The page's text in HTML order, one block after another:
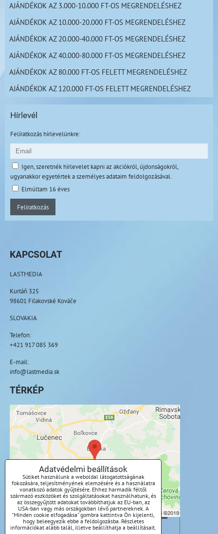
AJÁNDÉKOK AZ 3.000-10.000 FT-OS MEGRENDELÉSHEZ
AJÁNDÉKOK AZ 10.000-20.000 FT-OS MEGRENDELÉSHEZ
AJÁNDÉKOK AZ 20.000-40.000 FT-OS MEGRENDELÉSHEZ
AJÁNDÉKOK AZ 40.000-80.000 FT-OS MEGRENDELÉSHEZ
AJÁNDÉKOK AZ 80.000 FT-OS FELETT MEGRENDELÉSHEZ
AJÁNDÉKOK AZ 120.000 FT-OS FELETT MEGRENDELÉSHEZ
Hírlevél
Felíratkozás hírlevelünkre:
Igen, szeretnék hírlevelet kapni az akciókról, újdonságokról,
ugyanakkor egyetértek a személyes adataim feldolgozásával.
Elmúltam 16 éves
Feliratkozás
KAPCSOLAT
LASTMEDIA
Kurtáň 325
98601 Fiľakovské Kováče
SLOVAKIA
Telefon:
+421 917 085 369
E-mail:
info@lastmedia.sk
TÉRKÉP
A külső tartalom blokkolva van az
adatvédelmi beállítások által
Külső tartalmat szeretne betölteni?
Engedélyezze egyszer
Mindig engedélyezze - egyetért a cookie-
típussal: Funkcionális
Adatvédelmi beállítások
Sütiket használunk a weboldal látogatottságának
fokozására, teljesítményének elemzésére és a használatra
vonatkozó adatok gyűjtésére. Ehhez harmadik féltől
származó eszközöket és szolgáltatásokat használhatunk, és
az összegyűjtött adatokat továbbíthatjuk az EU-ban, az
USA-ban vagy más országokban lévő partnereknek. A
"Minden cookie elfogadása" gombra kattintva Ön kijelenti,
hogy beleegyezik ebbe a feldolgozásba. Részletes
információkat alább talál, illetve beállíthatja a beállításait.